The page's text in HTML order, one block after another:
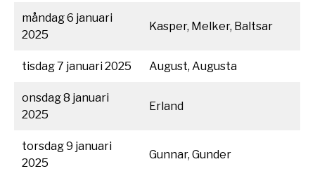
måndag 6 januari
2025
Kasper, Melker, Baltsar
tisdag 7 januari 2025 August, Augusta
onsdag 8 januari
2025
Erland
torsdag 9 januari
2025
Gunnar, Gunder